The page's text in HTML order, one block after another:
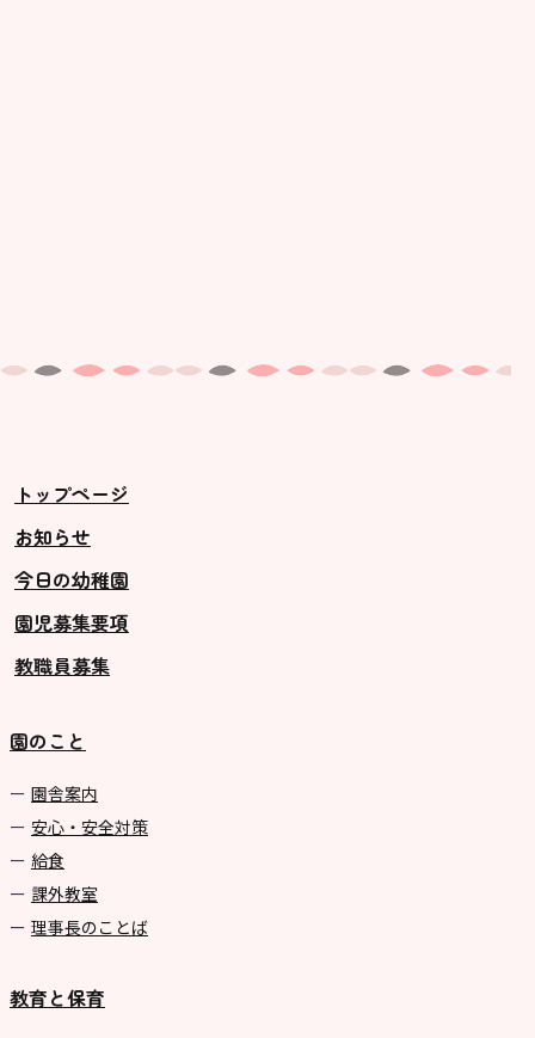
トップページ
お知らせ
今日の幼稚園
園児募集要項
教職員募集
園のこと
園舎案内
安心・安全対策
給食
課外教室
理事長のことば
教育と保育